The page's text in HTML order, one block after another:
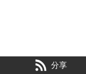
分享